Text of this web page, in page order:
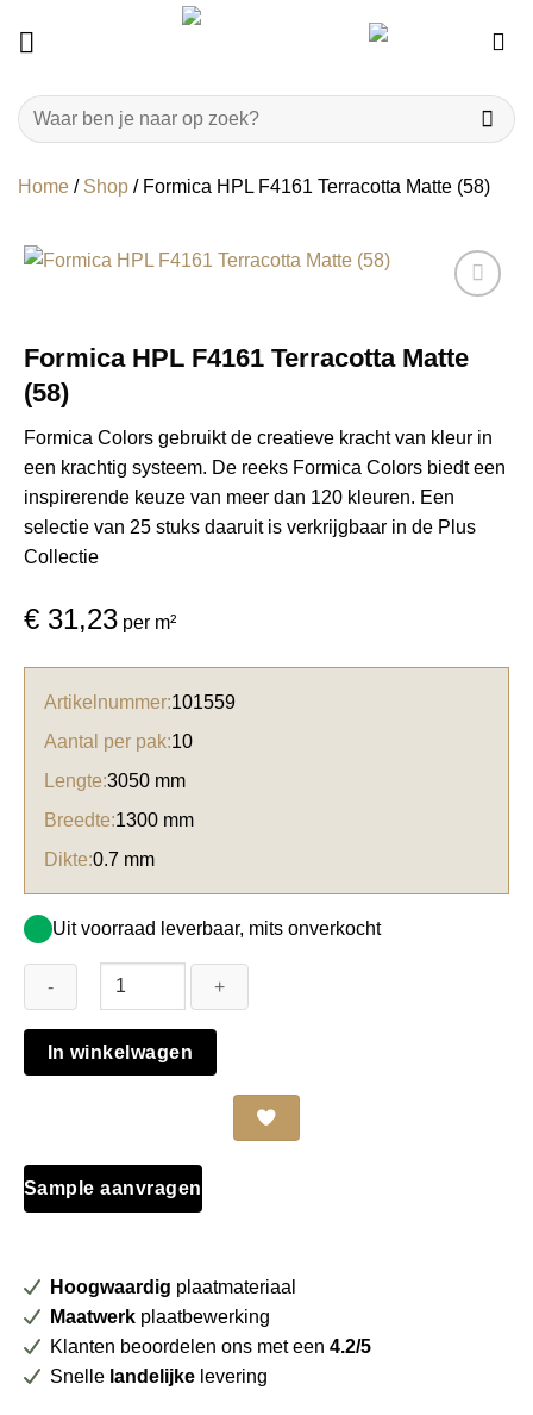
Zoeken
naar:
Home / Shop / Formica HPL F4161 Terracotta Matte (58)
Formica HPL F4161 Terracotta Matte
(58)
Formica Colors gebruikt de creatieve kracht van kleur in
een krachtig systeem. De reeks Formica Colors biedt een
inspirerende keuze van meer dan 120 kleuren. Een
selectie van 25 stuks daaruit is verkrijgbaar in de Plus
Collectie
€ 31,23 per m²
Artikelnummer:101559
Aantal per pak:10
Lengte:3050 mm
Breedte:1300 mm
Dikte:0.7 mm
Uit voorraad leverbaar, mits onverkocht
Formica
HPL
(58)
aantal
In winkelwagen
Sample aanvragen
Hoogwaardig plaatmateriaal
Maatwerk plaatbewerking
Klanten beoordelen ons met een 4.2/5
Snelle landelijke levering